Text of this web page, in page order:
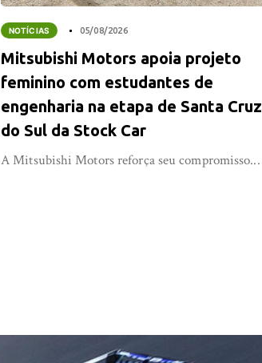
NOTÍCIAS 05/08/2026
Mitsubishi Motors apoia projeto
feminino com estudantes de
engenharia na etapa de Santa Cruz
do Sul da Stock Car
A Mitsubishi Motors reforça seu compromisso...